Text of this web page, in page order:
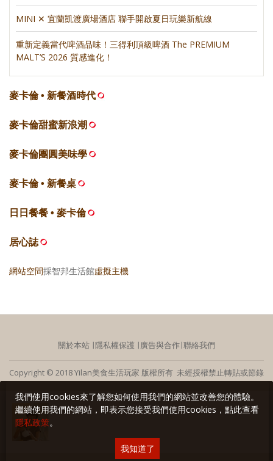
MINI ✕ 宜蘭凱渡廣場酒店 聯手開啟夏日玩樂新航線
重新定義當代啤酒品味！三得利頂級啤酒 The PREMIUM
MALT’S 2026 質感進化！
麥卡倫 • 新餐酒時代
麥卡倫甜蜜新浪潮
麥卡倫團圓美味學
麥卡倫 • 新餐桌
日日餐餐 • 麥卡倫
居心誌
網站空間採智邦生活館虛擬主機
關於本站 ∣隱私權保護 ∣廣告與合作∣聯絡我們
Copyright © 2018 Yilan美食生活玩家 版權所有 未經授權禁止轉貼或節錄
我們使用cookies來了解您如何使用我們的網站並改善您的體驗。
繼續使用我們的網站，即表示您接受我們使用cookies，點此查看
隱私政策。
我知道了